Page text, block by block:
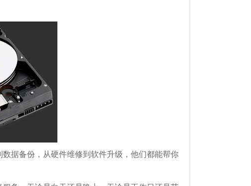
据备份，从硬件维修到软件升级，他们都能帮你